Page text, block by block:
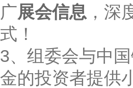
广展会信息 ，深
式！
3、组委会与中
金的投资者提供